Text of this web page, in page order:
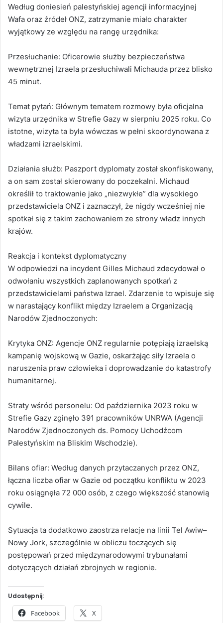
Według doniesień palestyńskiej agencji informacyjnej
Wafa oraz źródeł ONZ, zatrzymanie miało charakter
wyjątkowy ze względu na rangę urzędnika:
Przesłuchanie: Oficerowie służby bezpieczeństwa
wewnętrznej Izraela przesłuchiwali Michauda przez blisko
45 minut.
Temat pytań: Głównym tematem rozmowy była oficjalna
wizyta urzędnika w Strefie Gazy w sierpniu 2025 roku. Co
istotne, wizyta ta była wówczas w pełni skoordynowana z
władzami izraelskimi.
Działania służb: Paszport dyplomaty został skonfiskowany,
a on sam został skierowany do poczekalni. Michaud
określił to traktowanie jako „niezwykłe” dla wysokiego
przedstawiciela ONZ i zaznaczył, że nigdy wcześniej nie
spotkał się z takim zachowaniem ze strony władz innych
krajów.
Reakcja i kontekst dyplomatyczny
W odpowiedzi na incydent Gilles Michaud zdecydował o
odwołaniu wszystkich zaplanowanych spotkań z
przedstawicielami państwa Izrael. Zdarzenie to wpisuje się
w narastający konflikt między Izraelem a Organizacją
Narodów Zjednoczonych:
Krytyka ONZ: Agencje ONZ regularnie potępiają izraelską
kampanię wojskową w Gazie, oskarżając siły Izraela o
naruszenia praw człowieka i doprowadzanie do katastrofy
humanitarnej.
Straty wśród personelu: Od października 2023 roku w
Strefie Gazy zginęło 391 pracowników UNRWA (Agencji
Narodów Zjednoczonych ds. Pomocy Uchodźcom
Palestyńskim na Bliskim Wschodzie).
Bilans ofiar: Według danych przytaczanych przez ONZ,
łączna liczba ofiar w Gazie od początku konfliktu w 2023
roku osiągnęła 72 000 osób, z czego większość stanowią
cywile.
Sytuacja ta dodatkowo zaostrza relacje na linii Tel Awiw–
Nowy Jork, szczególnie w obliczu toczących się
postępowań przed międzynarodowymi trybunałami
dotyczących działań zbrojnych w regionie.
Udostępnij:
Facebook X